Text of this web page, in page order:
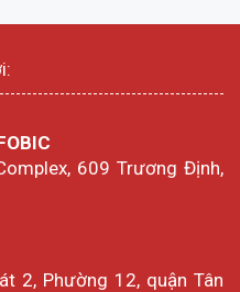
609 Trương Định,
2, Phường 12, quận Tân